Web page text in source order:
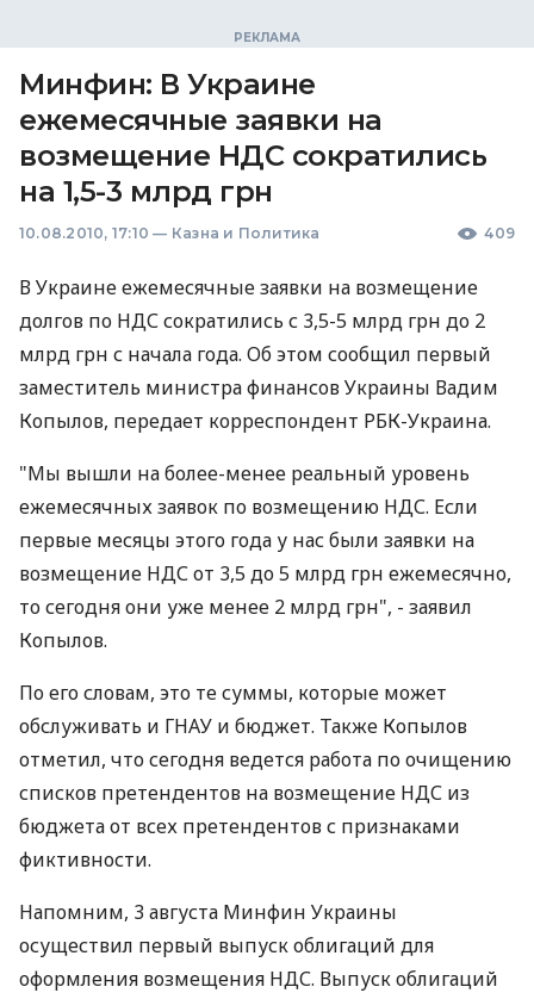
Минфин: В Украине
ежемесячные заявки на
возмещение НДС сократились
на 1,5-3 млрд грн
10.08.2010, 17:10 — Казна и Политика 409
В Украине ежемесячные заявки на возмещение
долгов по НДС сократились с 3,5-5 млрд грн до 2
млрд грн с начала года. Об этом сообщил первый
заместитель министра финансов Украины Вадим
Копылов, передает корреспондент РБК-Украина.
"Мы вышли на более-менее реальный уровень
ежемесячных заявок по возмещению НДС. Если
первые месяцы этого года у нас были заявки на
возмещение НДС от 3,5 до 5 млрд грн ежемесячно,
то сегодня они уже менее 2 млрд грн", - заявил
Копылов.
По его словам, это те суммы, которые может
обслуживать и ГНАУ и бюджет. Также Копылов
отметил, что сегодня ведется работа по очищению
списков претендентов на возмещение НДС из
бюджета от всех претендентов с признаками
фиктивности.
Напомним, 3 августа Минфин Украины
осуществил первый выпуск облигаций для
оформления возмещения НДС. Выпуск облигаций